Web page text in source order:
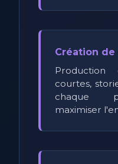
Création
Production
courtes,
chaque
maximiser